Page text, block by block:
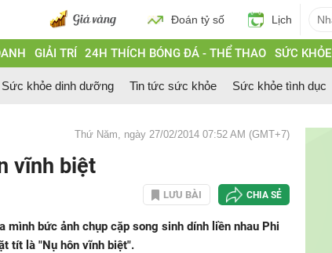
Đoán tỷ số Lịch
GIẢI TRÍ 24H THÍCH BÓNG ĐÁ - THỂ THAO SỨC KHỎE
Sức khỏe dinh dưỡng Tin tức sức khỏe Sức khỏe tình dục
Thứ Năm, ngày 27/02/2014 07:52 AM (GMT+7)
vĩnh biệt
LƯU BÀI CHIA SẺ
bức ảnh chụp cặp song sinh dính liền nhau Phi
tít là "Nụ hôn vĩnh biệt".